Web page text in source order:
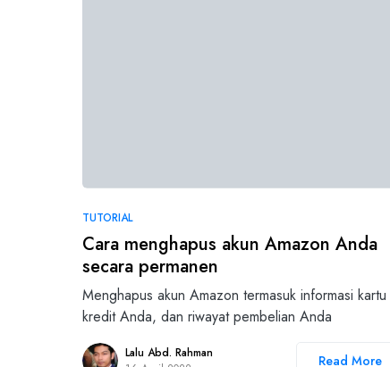
TUTORIAL
Cara menghapus akun Amazon Anda
secara permanen
Menghapus akun Amazon termasuk informasi kartu
kredit Anda, dan riwayat pembelian Anda
Lalu Abd. Rahman
Read More